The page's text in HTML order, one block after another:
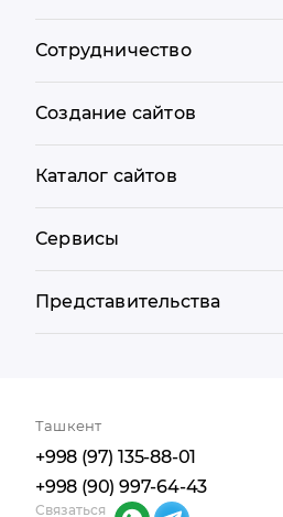
Сотрудничество
Создание сайтов
Каталог сайтов
Сервисы
Представительства
Ташкент
+998 (97) 135-88-01
+998 (90) 997-64-43
Связаться
Отправляя форму, вы